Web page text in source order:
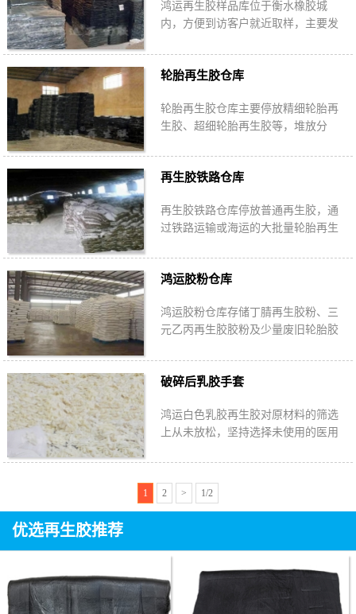
鸿运再生胶样品库位于衡水橡胶城
内，方便到访客户就近取样，主要发
生胶样品库中的产品与大库中的质量
完全一致。
轮胎再生胶仓库
轮胎再生胶仓库主要停放精细轮胎再
生胶、超细轮胎再生胶等，堆放分
标示产品数量、生产班次及生产时
间。
再生胶铁路仓库
再生胶铁路仓库停放普通再生胶，通
过铁路运输或海运的大批量轮胎再生
地。
鸿运胶粉仓库
鸿运胶粉仓库存储丁腈再生胶粉、三
元乙丙再生胶胶粉及少量废旧轮胎胶
度30%—60%，避免阳光直射通风防
潮。
破碎后乳胶手套
鸿运白色乳胶再生胶对原材料的筛选
上从未放松，坚持选择未使用的医用
品无毒无味，细菌总量在国家标准范
围内。
1 2 > 1/2
优选再生胶推荐